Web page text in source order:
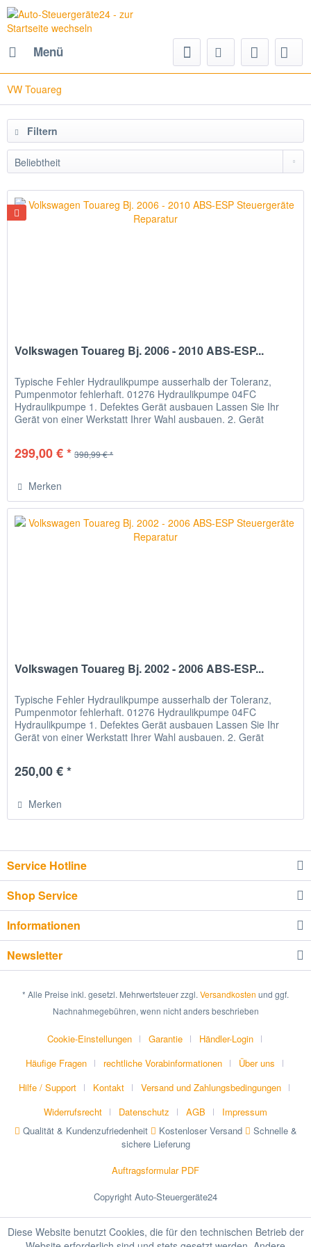
Menü
VW Touareg
Filtern
Volkswagen Touareg Bj. 2006 - 2010 ABS-ESP...
Typische Fehler Hydraulikpumpe ausserhalb der Toleranz,
Pumpenmotor fehlerhaft. 01276 Hydraulikpumpe 04FC
Hydraulikpumpe 1. Defektes Gerät ausbauen Lassen Sie Ihr
Gerät von einer Werkstatt Ihrer Wahl ausbauen. 2. Gerät
299,00 € * 398,99 € *
Merken
Volkswagen Touareg Bj. 2002 - 2006 ABS-ESP...
Typische Fehler Hydraulikpumpe ausserhalb der Toleranz,
Pumpenmotor fehlerhaft. 01276 Hydraulikpumpe 04FC
Hydraulikpumpe 1. Defektes Gerät ausbauen Lassen Sie Ihr
Gerät von einer Werkstatt Ihrer Wahl ausbauen. 2. Gerät
250,00 € *
Merken
Service Hotline
Shop Service
Informationen
Newsletter
* Alle Preise inkl. gesetzl. Mehrwertsteuer zzgl. Versandkosten und ggf.
Nachnahmegebühren, wenn nicht anders beschrieben
Cookie-Einstellungen Garantie
Händler-Login
Häufige Fragen
rechtliche Vorabinformationen
Über uns
Hilfe / Support
Kontakt
Versand und Zahlungsbedingungen
Widerrufsrecht
Datenschutz AGB
Impressum
Qualität & Kundenzufriedenheit
Kostenloser Versand
Schnelle &
sichere Lieferung
Auftragsformular PDF
Copyright Auto-Steuergeräte24
Diese Website benutzt Cookies, die für den technischen Betrieb der